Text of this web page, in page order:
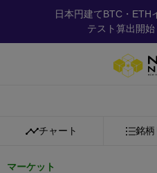
日本円建てBTC・ETH
テスト算出開
チャート 銘柄
マーケット